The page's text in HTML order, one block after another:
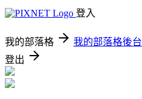
登入
我的部落格 我的部落格後台
登出